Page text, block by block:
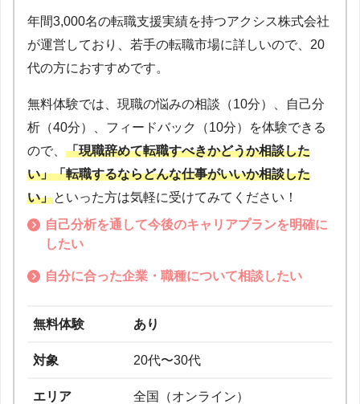
年間3,000名の転職支援実績を持つアクシス株式会社
が運営しており、若手の転職市場に詳しいので、20
代の方におすすめです。
無料体験では、現職の悩みの相談（10分）、自己分
析（40分）、フィードバック（10分）を体験できる
ので、 「現職辞めて転職すべきかどうか相談した
い」「転職するならどんな仕事がいいか相談した
い」といった方は気軽に受けてみてください！
自己分析を通して今後のキャリアプランを明確に
したい
自分に合った企業・職種について相談したい
無料体験 あり
対象 20代〜30代
エリア 全国（オンライン）